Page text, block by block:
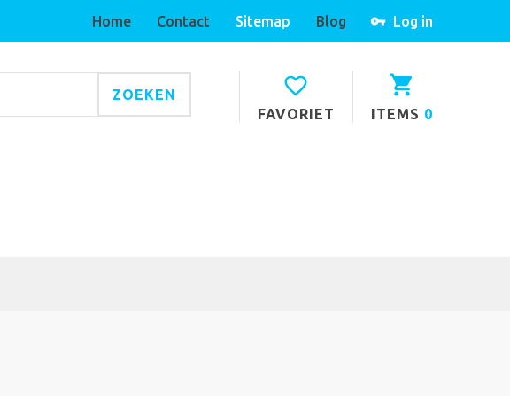
Log in
Home Contact Sitemap Blog
ITEMS 0
FAVORIET
ZOEKEN